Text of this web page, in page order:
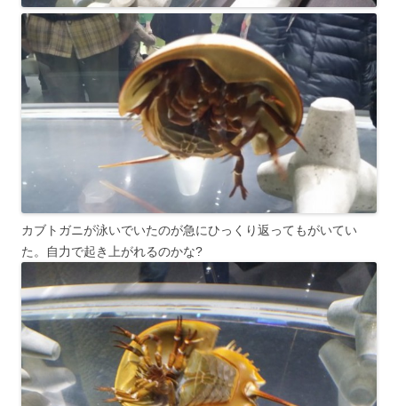
カブトガニが泳いでいたのが急にひっくり返ってもがいてい
た。自力で起き上がれるのかな?